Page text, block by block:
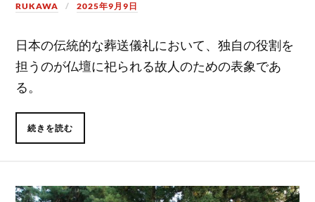
RUKAWA 2025年9月9日
日本の伝統的な葬送儀礼において、独自の役割を
担うのが仏壇に祀られる故人のための表象であ
る。
続きを読む